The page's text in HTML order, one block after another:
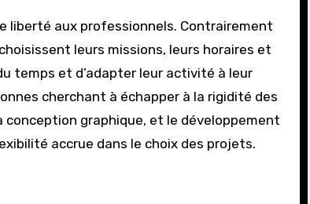
leurs missions, leurs horaires et
temps et d’adapter leur activité à leur
cherchant à échapper à la rigidité des
conception graphique, et le développement
accrue dans le choix des projets.